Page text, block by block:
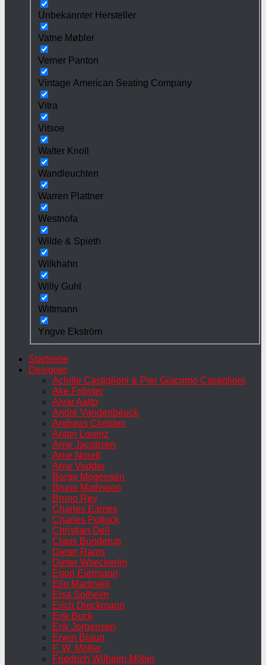
Unbekannter Hersteller
Vatne Møbler
Verner Panton
Vintage American Seating Company
Vitra
Vitsoe
Walter Knoll
Wandleuchten
Warren Plattner
Westnofa
Wilde & Spieth
Wilkhahn
Willy Guhl
Wittmann
Yngve Ekström
Startseite
Designer
Achille Castiglioni & Pier Giacomo Castiglioni
Ake Fribyter
Alvar Aalto
André Vandenbeuck
Andreas Christen
Anton Lorenz
Arne Jacobsen
Arne Norell
Arne Vodder
Borge Mogensen
Bruno Mathsson
Bruno Rey
Charles Eames
Charles Pollock
Christian Dell
Claus Bonderup
Dieter Rams
Dieter Waeckerlin
Egon Eiermann
Elio Martinelli
Elsa Solheim
Erich Dieckmann
Erik Buck
Erik Jorgensen
Erwin Braun
F. W. Möller
Friedrich Wilhelm Möller